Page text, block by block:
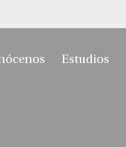
Estudios